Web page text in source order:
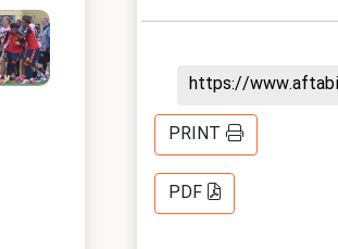
https://
PRINT
PDF